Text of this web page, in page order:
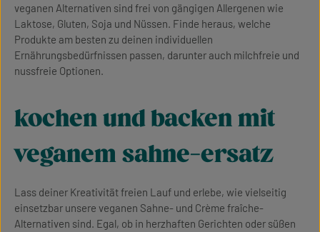
veganen Alternativen sind frei von gängigen Allergenen wie
Laktose, Gluten, Soja und Nüssen. Finde heraus, welche
Produkte am besten zu deinen individuellen
Ernährungsbedürfnissen passen, darunter auch milchfreie und
nussfreie Optionen.
kochen und backen mit
veganem sahne-ersatz
Lass deiner Kreativität freien Lauf und erlebe, wie vielseitig
einsetzbar unsere veganen Sahne- und Crème fraîche-
Alternativen sind. Egal, ob in herzhaften Gerichten oder süßen